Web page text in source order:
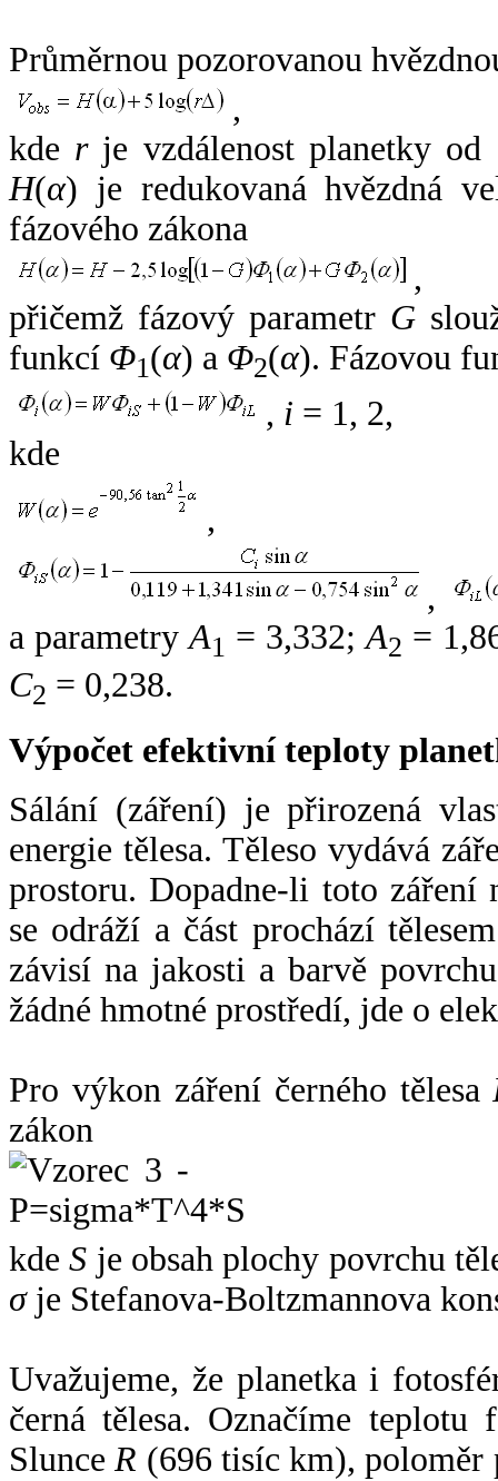
Průměrnou pozorovanou
,
kde rje vzdálenost planetky od
H(α) je redukovaná hvězdná
fázového zákona
,
přičemž fázový parametr G
funkcí Φ1(α) a Φ2(α). Fázovou
, i = 1, 2,
kde
,
,
a parametryA1 = 3,332;A2 =
C2 = 0,238.
Výpočet efektivní teploty
Sálání (záření) je přirozená
energie tělesa. Těleso vydává
prostoru. Dopadne-li toto záření
se odráží a část prochází
závisí na jakosti a barvě
žádné hmotné prostředí, jde o
Pro výkon záření černého tělesa
zákon
kdeS je obsah plochy povrchu
σje Stefanova-Boltzmannova
Uvažujeme, že planetka i
černá tělesa. Označíme
SlunceR (696 tisíc km),